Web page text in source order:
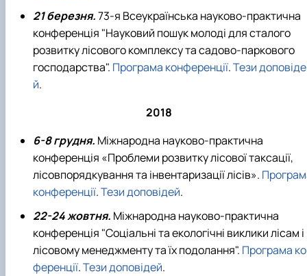
21 березня.73-я Всеукраїнська науково-практична
конференція "Науковий пошук молоді для сталого
розвитку лісового комплексу та садово-паркового
господарства". Програма конференції.Тези доповіде
й.
2018
6-8 грудня. Міжнародна науково-практична
конференція «Проблеми розвитку лісової таксації,
лісовпорядкування та інвентаризації лісів».
конференції.Тези доповідей.
22-24 жовтня. Міжнародна науково-практична
конференція "Соціальні та екологічні виклики лісам і
лісовому менеджменту та їх подолання". Програма
ференції.Тези доповідей.